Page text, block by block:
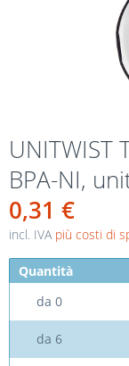
UNITWIST
BPA-NI,
0,31 €
incl. IVA più costi di
Quantità
da 0
da 6